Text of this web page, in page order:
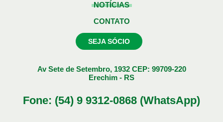
NOTÍCIAS
CONTATO
SEJA SÓCIO
Av Sete de Setembro, 1932 CEP: 99709-220
Erechim - RS
Fone: (54) 9 9312-0868 (WhatsApp)